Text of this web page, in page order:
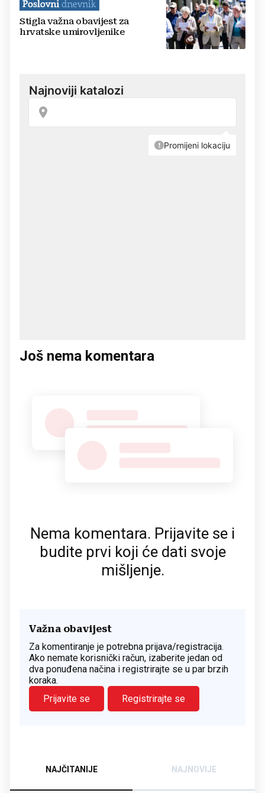
Stigla važna obavijest za
hrvatske umirovljenike
Još nema komentara
Nema komentara. Prijavite se i
budite prvi koji će dati svoje
mišljenje.
Važna obavijest
Za komentiranje je potrebna prijava/registracija.
Ako nemate korisnički račun, izaberite jedan od
dva ponuđena načina i registrirajte se u par brzih
koraka.
Prijavite se
Registrirajte se
NAJČITANIJE NAJNOVIJE